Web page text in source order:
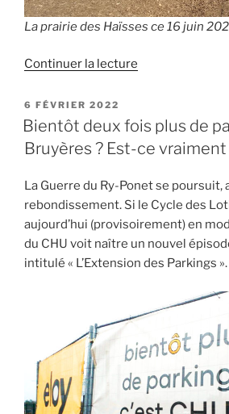
La prairie des Haïsses ce 16 juin
Continuer la lecture
chevaux
prairie
des
Haïsses. »
PUBLIÉ
LE
6 FÉVRIER 2022
Bientôt deux fois plus de
Bruyères ? Est-ce vraiment
La Guerre du Ry-Ponet se poursuit,
rebondissement. Si le Cycle des
aujourd’hui (provisoirement) en
du CHU voit naître un nouvel
intitulé « L’Extension des Parkings ».